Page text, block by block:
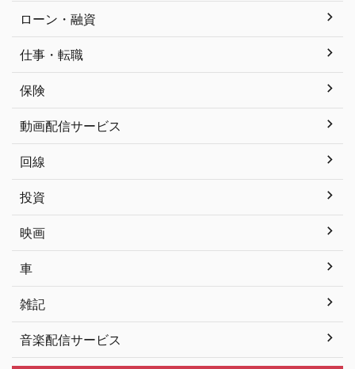
ローン・融資
仕事・転職
保険
動画配信サービス
回線
投資
映画
車
雑記
音楽配信サービス